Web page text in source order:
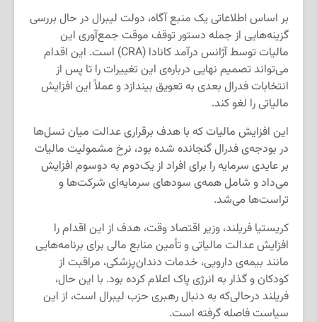
بر اساس اطلاعاتی یک منبع آگاه، دولت لیبرال در حال بررسی
گزینه‌هایی از جمله دستور توقف موقت جمع‌آوری این
مالیات توسط آژانس درآمد کانادا (CRA) است. این اقدام
می‌تواند تصمیم نهایی درباره‌ی این تغییرات را تا پس از
انتخابات فدرال بعدی به تعویق بیندازد و عملاً این افزایش
مالیاتی را لغو کند.
این افزایش مالیات که با هدف برقراری عدالت میان نسل‌ها
در بودجه‌ی فدرال گنجانده شده بود، نرخ مشمولیت مالیات
بر عایدی سرمایه را برای افراد از یک‌دوم به دوسوم افزایش
می‌داد و شامل همه‌ی سودهای سرمایه‌ای شرکت‌ها و
تراست‌ها می‌شد.
کریستیا فریلند، وزیر اقتصاد وقت، هدف از این اقدام را
افزایش عدالت مالیاتی و تأمین منابع مالی برای برنامه‌هایی
مانند بیمه‌ی دارویی، خدمات دندان‌پزشکی، مراقبت از
کودکان و گذار به انرژی پاک اعلام کرده بود. با این حال،
فریلند درحالی‌که به دنبال رهبری حزب لیبرال است، از این
سیاست فاصله گرفته است.